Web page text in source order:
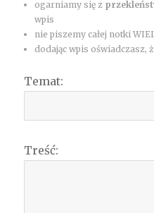
ogarniamy się z
wpis
nie piszemy całej notki
dodając wpis oświadczasz,
Temat:
Treść: